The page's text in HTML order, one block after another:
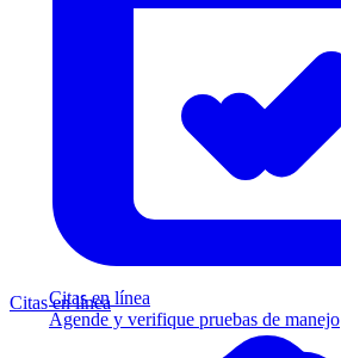
Citas en línea
Agende y verifique pruebas de manejo
Citas en línea